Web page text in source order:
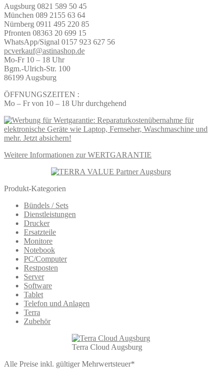
Augsburg 0821 589 50 45
München 089 2155 63 64
Nürnberg 0911 495 220 85
Pfronten 08363 20 699 15
WhatsApp/Signal 0157 923 627 56
pcverkauf@astinashop.de
Mo-Fr 10 – 18 Uhr
Bgm.-Ulrich-Str. 100
86199 Augsburg
ÖFFNUNGSZEITEN :
Mo – Fr von 10 – 18 Uhr durchgehend
Weitere Informationen zur WERTGARANTIE
Produkt-Kategorien
Bündels / Sets
Dienstleistungen
Drucker
Ersatzteile
Monitore
Notebook
PC/Computer
Restposten
Server
Software
Tablet
Telefon und Anlagen
Terra
Zubehör
Terra Cloud Augsburg
Alle Preise inkl. gültiger Mehrwertsteuer*